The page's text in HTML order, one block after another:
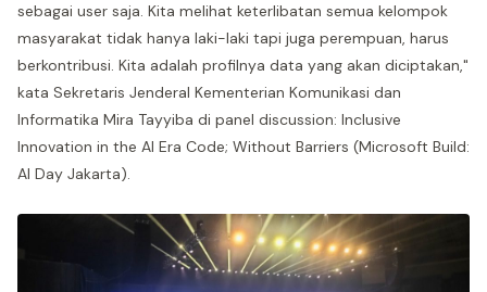
sebagai user saja. Kita melihat keterlibatan semua kelompok
masyarakat tidak hanya laki-laki tapi juga perempuan, harus
berkontribusi. Kita adalah profilnya data yang akan diciptakan,"
kata Sekretaris Jenderal Kementerian Komunikasi dan
Informatika Mira Tayyiba di panel discussion: Inclusive
Innovation in the AI Era Code; Without Barriers (Microsoft Build:
AI Day Jakarta).